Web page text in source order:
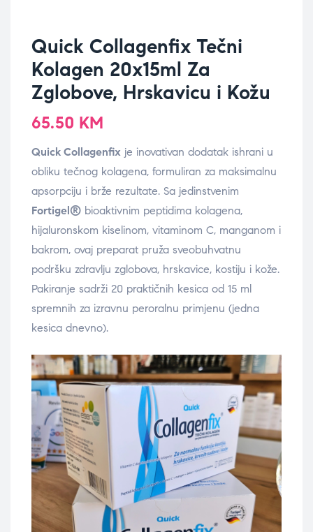
Quick Collagenfix Tečni
Kolagen 20x15ml Za
Zglobove, Hrskavicu i Kožu
65.50 KM
Quick Collagenfix je inovativan dodatak ishrani u
obliku tečnog kolagena, formuliran za maksimalnu
apsorpciju i brže rezultate. Sa jedinstvenim
Fortigel® bioaktivnim peptidima kolagena,
hijaluronskom kiselinom, vitaminom C, manganom i
bakrom, ovaj preparat pruža sveobuhvatnu
podršku zdravlju zglobova, hrskavice, kostiju i kože.
Pakiranje sadrži 20 praktičnih kesica od 15 ml
spremnih za izravnu peroralnu primjenu (jedna
kesica dnevno).